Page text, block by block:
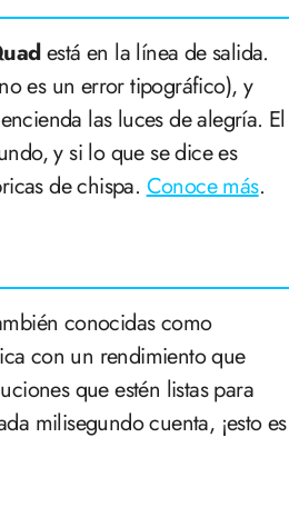
está en la línea de salida.
es un error tipográfico), y
las luces de alegría. El
y si lo que se dice es
de chispa. Conoce más.
conocidas como
con un rendimiento que
que estén listas para
milisegundo cuenta, ¡esto es